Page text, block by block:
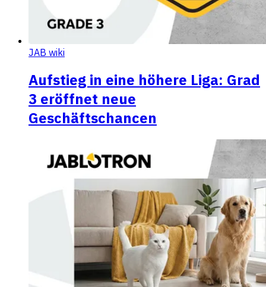
JAB wiki
Aufstieg in eine höhere Liga: Grad
3 eröffnet neue
Geschäftschancen